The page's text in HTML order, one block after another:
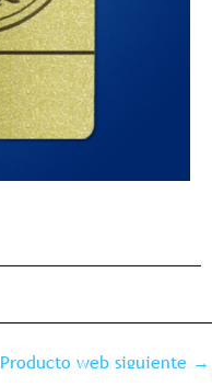
Producto web siguiente →